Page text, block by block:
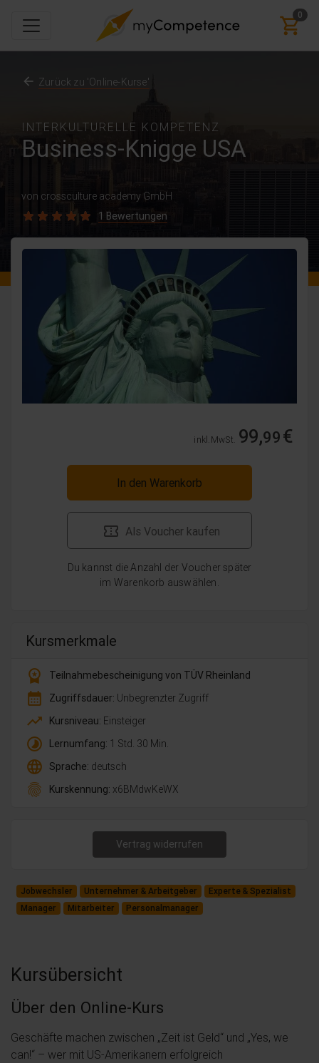
0
INTERKULTURELLE KOMPETENZ
Business-Knigge USA
von crossculture academy GmbH
1 Bewertungen
Zurück zu 'Online-Kurse'
inkl. MwSt. 99,99€
In den Warenkorb
Als Voucher kaufen
Du kannst die Anzahl der Voucher später
im Warenkorb auswählen.
Kursmerkmale
workspace_premium
Teilnahmebescheinigung von TÜV Rheinland
calendar_month Zugriffsdauer: Unbegrenzter Zugriff
trending_up Kursniveau: Einsteiger
timelapse Lernumfang: 1 Std. 30 Min.
language Sprache: deutsch
fingerprint Kurskennung: x6BMdwKeWX
Vertrag widerrufen
Jobwechsler Unternehmer & Arbeitgeber
Experte & Spezialist
Manager
Mitarbeiter Personalmanager
Kursübersicht
Über den Online-Kurs
Geschäfte machen zwischen „Zeit ist Geld“ und „Yes, we
can!“ – wer mit US-Amerikanern erfolgreich